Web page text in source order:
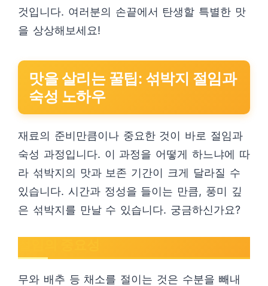
것입니다. 여러분의 손끝에서 탄생할 특별한 맛
을 상상해보세요!
맛을 살리는 꿀팁: 섞박지 절임과
숙성 노하우
재료의 준비만큼이나 중요한 것이 바로 절임과
숙성 과정입니다. 이 과정을 어떻게 하느냐에 따
라 섞박지의 맛과 보존 기간이 크게 달라질 수
있습니다. 시간과 정성을 들이는 만큼, 풍미 깊
은 섞박지를 만날 수 있습니다. 궁금하신가요?
무와 배추 등 채소를 절이는 것은 수분을 빼내